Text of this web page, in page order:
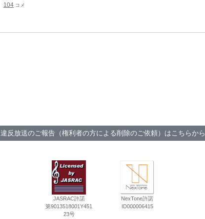
104 コメ
違反放送のご報告（権利者の方による削除のご依頼）はこちらから
JASRAC許諾
第9013518001Y451
23号
NexTone許諾
ID000006415